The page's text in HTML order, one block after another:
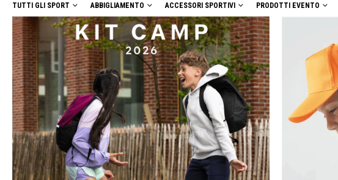
TUTTI GLI SPORT ABBIGLIAMENTO ACCESSORI SPORTIVI PRODOTTI EVENTO